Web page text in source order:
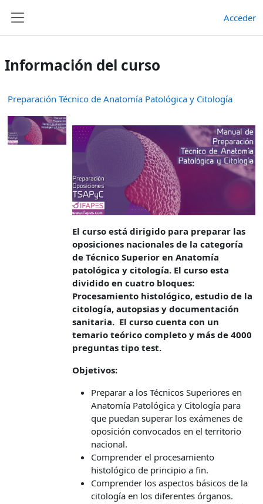
Acceder
Información del curso
Preparación Técnico de Anatomía Patológica y Citología
El curso está dirigido para preparar las
oposiciones nacionales de la categoría
de Técnico Superior en Anatomía
patológica y citología. El curso esta
dividido en cuatro bloques:
Procesamiento histológico, estudio de la
citología, autopsias y documentación
sanitaria. El curso cuenta con un
temario teórico completo y más de 4000
preguntas tipo test.
Objetivos:
Preparar a los Técnicos Superiores en
Anatomía Patológica y Citología para
que puedan superar los exámenes de
oposición convocados en el territorio
nacional.
Comprender el procesamiento
histológico de principio a fin.
Comprender los aspectos básicos de la
citología en los diferentes órganos.